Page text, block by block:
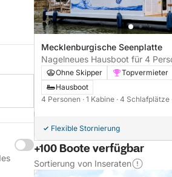
Mecklenburgische Seenplatte
Nagelneues Hausboot für 4
Plauer Seenplatte oder Müritz
Ohne Skipper
Topvermieter
Hausboot
4 Personen · 1 Kabine · 4 Schlafplätze
Flexible Stornierung
+100 Boote verfügbar
Sortierung von Inseraten